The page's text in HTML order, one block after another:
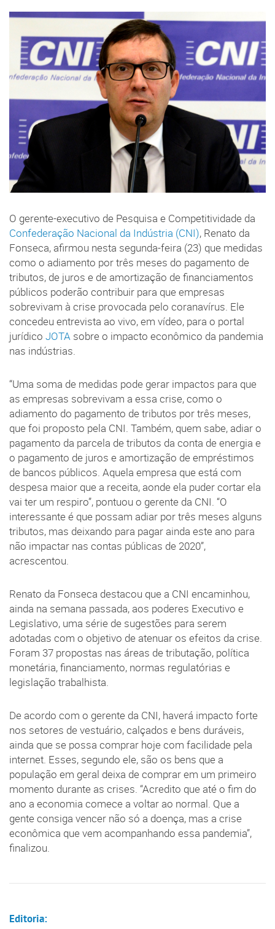
O gerente-executivo de Pesquisa e Competitividade da
Confederação Nacional da Indústria (CNI), Renato da
Fonseca, afirmou nesta segunda-feira (23) que medidas
como o adiamento por três meses do pagamento de
tributos, de juros e de amortização de financiamentos
públicos poderão contribuir para que empresas
sobrevivam à crise provocada pelo coranavírus. Ele
concedeu entrevista ao vivo, em vídeo, para o portal
jurídico JOTA sobre o impacto econômico da pandemia
nas indústrias.
“Uma soma de medidas pode gerar impactos para que
as empresas sobrevivam a essa crise, como o
adiamento do pagamento de tributos por três meses,
que foi proposto pela CNI. Também, quem sabe, adiar o
pagamento da parcela de tributos da conta de energia e
o pagamento de juros e amortização de empréstimos
de bancos públicos. Aquela empresa que está com
despesa maior que a receita, aonde ela puder cortar ela
vai ter um respiro”, pontuou o gerente da CNI. “O
interessante é que possam adiar por três meses alguns
tributos, mas deixando para pagar ainda este ano para
não impactar nas contas públicas de 2020”,
acrescentou.
Renato da Fonseca destacou que a CNI encaminhou,
ainda na semana passada, aos poderes Executivo e
Legislativo, uma série de sugestões para serem
adotadas com o objetivo de atenuar os efeitos da crise.
Foram 37 propostas nas áreas de tributação, política
monetária, financiamento, normas regulatórias e
legislação trabalhista.
De acordo com o gerente da CNI, haverá impacto forte
nos setores de vestuário, calçados e bens duráveis,
ainda que se possa comprar hoje com facilidade pela
internet. Esses, segundo ele, são os bens que a
população em geral deixa de comprar em um primeiro
momento durante as crises. “Acredito que até o fim do
ano a economia comece a voltar ao normal. Que a
gente consiga vencer não só a doença, mas a crise
econômica que vem acompanhando essa pandemia”,
finalizou.
Editoria: